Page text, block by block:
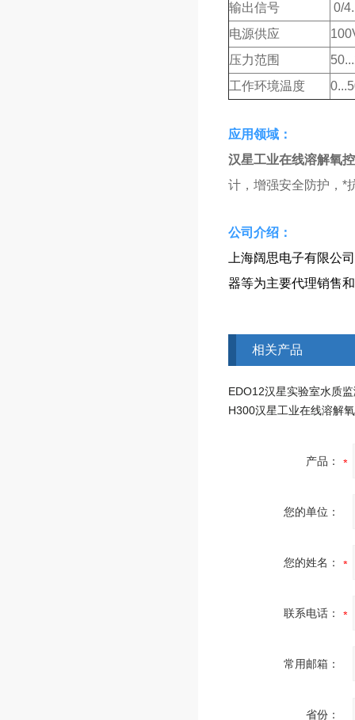
输出信号
0/
电源供应
压力范围
工作环境温度
应用领域：
汉星工业在线溶解氧
计，增强安全防护，*
​​公司介绍：
上海阔思电子有限公
器等为主要代理销售
相关产品
H300汉星工业在线溶解
产品：
您的单位：
您的姓名：
联系电话：
常用邮箱：
省份：